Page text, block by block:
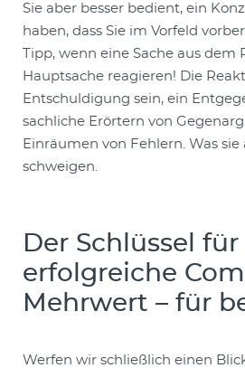
Sie aber besser bedient, ein
haben, dass Sie im Vorfeld
Tipp, wenn eine Sache aus dem
Hauptsache reagieren! Die
Entschuldigung sein, ein
sachliche Erörtern von
Einräumen von Fehlern. Was sie
schweigen.
Der Schlüssel für
erfolgreiche
Mehrwert – für
Werfen wir schließlich einen